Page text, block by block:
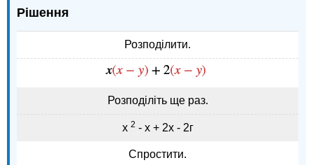
Рішення
Розподілити.
Розподіліть ще раз.
х 2 - х + 2х - 2г
Спростити.